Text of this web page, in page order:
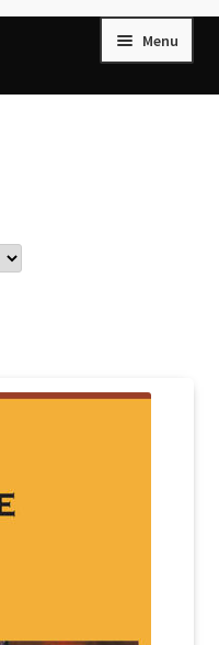
Menu